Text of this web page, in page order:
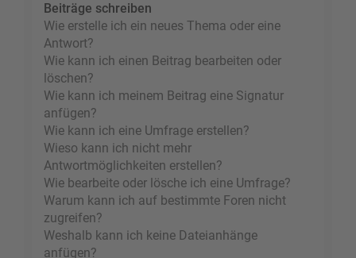
Beiträge schreiben
Wie erstelle ich ein neues Thema oder eine
Antwort?
Wie kann ich einen Beitrag bearbeiten oder
löschen?
Wie kann ich meinem Beitrag eine Signatur
anfügen?
Wie kann ich eine Umfrage erstellen?
Wieso kann ich nicht mehr
Antwortmöglichkeiten erstellen?
Wie bearbeite oder lösche ich eine Umfrage?
Warum kann ich auf bestimmte Foren nicht
zugreifen?
Weshalb kann ich keine Dateianhänge
anfügen?